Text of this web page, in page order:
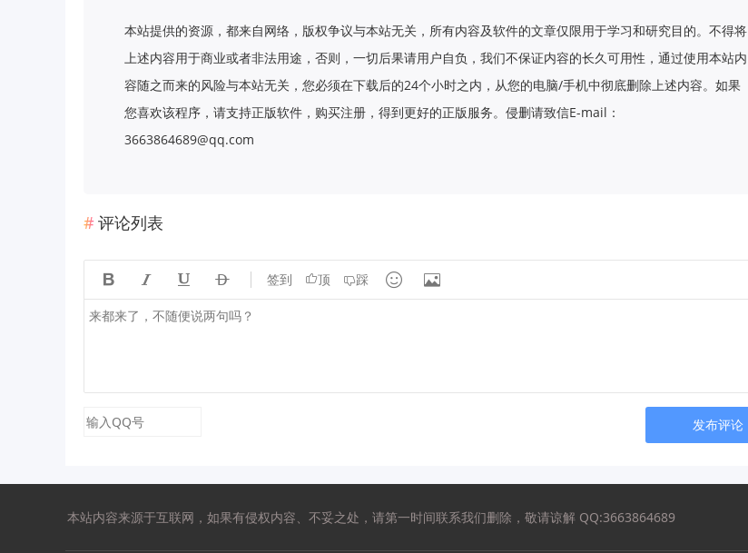
本站提供的资源，都来自网络，版权争议与本站无关，所有内容及软件的文章仅限用于学习和研究目的。不得将
上述内容用于商业或者非法用途，否则，一切后果请用户自负，我们不保证内容的长久可用性，通过使用本站内
容随之而来的风险与本站无关，您必须在下载后的24个小时之内，从您的电脑/手机中彻底删除上述内容。如果
您喜欢该程序，请支持正版软件，购买注册，得到更好的正版服务。侵删请致信E-mail：
3663864689@qq.com
评论列表
    签到 顶 踩  
发布评论
本站内容来源于互联网，如果有侵权内容、不妥之处，请第一时间联系我们删除，敬请谅解 QQ:3663864689